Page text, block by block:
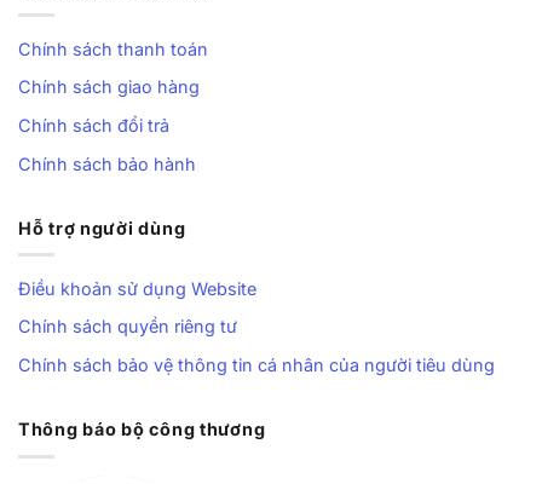
Chính sách thanh toán
Chính sách giao hàng
Chính sách đổi trả
Chính sách bảo hành
Hỗ trợ người dùng
Điều khoản sử dụng Website
Chính sách quyền riêng tư
Chính sách bảo vệ thông tin cá nhân của người tiêu dùng
Thông báo bộ công thương